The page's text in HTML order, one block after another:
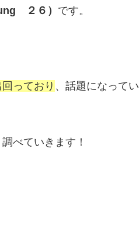
２６） です。
っており 、話題になってい
べていきます！